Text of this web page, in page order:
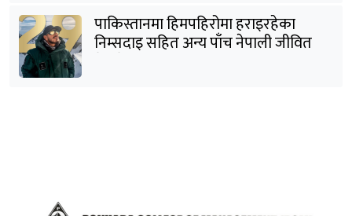
पाकिस्तानमा हिमपहिरोमा हराइरहेका
निम्सदाइ सहित अन्य पाँच नेपाली जीवित
भेटिने आशा कमजोर, युक्तको शव निकालियो